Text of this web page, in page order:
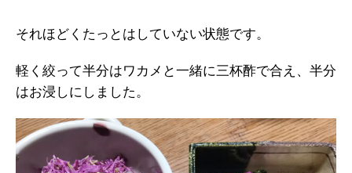
それほどくたっとはしていない状態です。
軽く絞って半分はワカメと一緒に三杯酢で合え、半分
はお浸しにしました。